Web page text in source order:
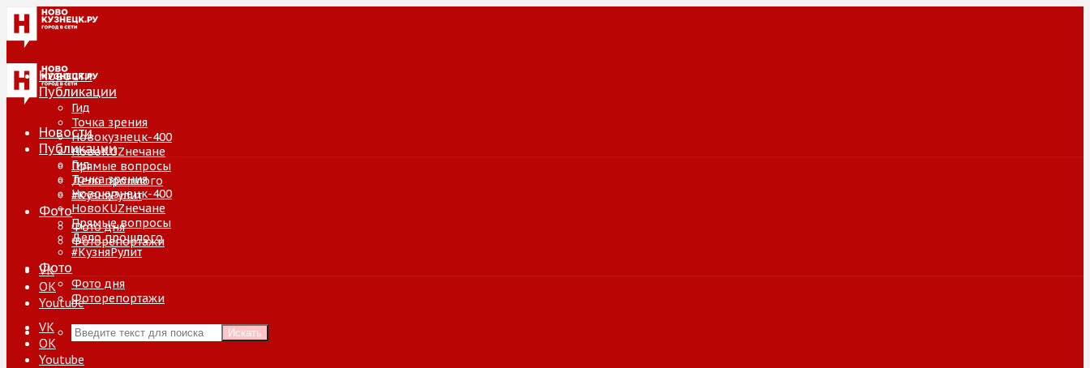
Новости
Публикации
Гид
Точка зрения
Новокузнецк-400
НовоKUZнечане
Прямые вопросы
Дело прошлого
#КузняРулит
Фото
Фото дня
Фоторепортажи
VK
ОК
Youtube
Искать
Новости
Публикации
Гид
Точка зрения
Новокузнецк-400
НовоKUZнечане
Прямые вопросы
Дело прошлого
#КузняРулит
Фото
Фото дня
Фоторепортажи
VK
ОК
Youtube